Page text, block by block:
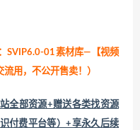
SVIP6.0-01素材库—【视频
用，不公开售卖！ ）
全部资源+赠送各类找资源
付费平台等）+享永久后续